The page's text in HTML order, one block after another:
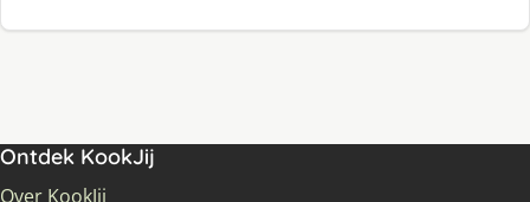
Ontdek KookJij
Over KookJij